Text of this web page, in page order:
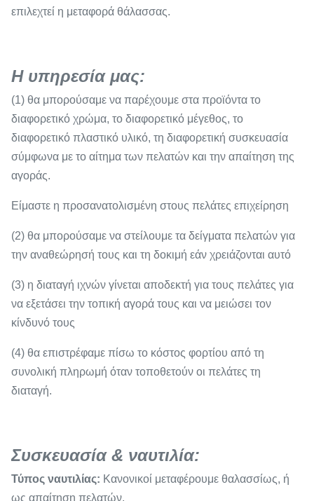
επιλεχτεί η μεταφορά θάλασσας.
Η υπηρεσία μας:
(1) θα μπορούσαμε να παρέχουμε στα προϊόντα το
διαφορετικό χρώμα, το διαφορετικό μέγεθος, το
διαφορετικό πλαστικό υλικό, τη διαφορετική συσκευασία
σύμφωνα με το αίτημα των πελατών και την απαίτηση της
αγοράς.
Είμαστε η προσανατολισμένη στους πελάτες επιχείρηση
(2) θα μπορούσαμε να στείλουμε τα δείγματα πελατών για
την αναθεώρησή τους και τη δοκιμή εάν χρειάζονται αυτό
(3) η διαταγή ιχνών γίνεται αποδεκτή για τους πελάτες για
να εξετάσει την τοπική αγορά τους και να μειώσει τον
κίνδυνό τους
(4) θα επιστρέφαμε πίσω το κόστος φορτίου από τη
συνολική πληρωμή όταν τοποθετούν οι πελάτες τη
διαταγή.
Συσκευασία & ναυτιλία:
Τύπος ναυτιλίας: Κανονικοί μεταφέρουμε θαλασσίως, ή
ως απαίτηση πελατών.